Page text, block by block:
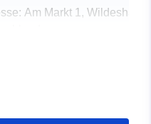
Am Markt 1,